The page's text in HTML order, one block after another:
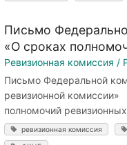
Письмо
«О сроках
Ревизионная комиссия /
Письмо Федеральной
ревизионной
полномочий
ревизионная комиссия